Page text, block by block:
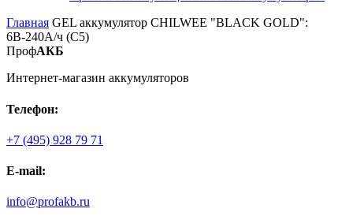
Главная GEL аккумулятор CHILWEE "BLACK GOLD":
6В-240А/ч (С5)
ПрофАКБ
Интернет-магазин аккумуляторов
Телефон:
+7 (495) 928 79 71
E-mail:
info@profakb.ru